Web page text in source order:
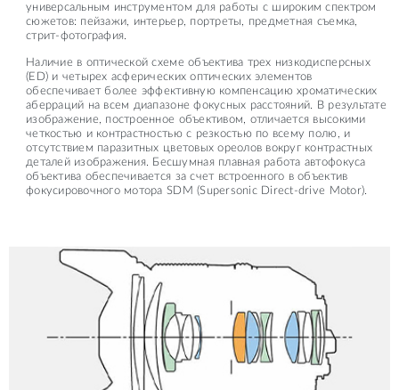
универсальным инструментом для работы с широким спектром
сюжетов: пейзажи, интерьер, портреты, предметная съемка,
стрит-фотография.
Наличие в оптической схеме объектива трех низкодисперсных
(ED) и четырех асферических оптических элементов
обеспечивает более эффективную компенсацию хроматических
аберраций на всем диапазоне фокусных расстояний. В результате
изображение, построенное объективом, отличается высокими
четкостью и контрастностью с резкостью по всему полю, и
отсутствием паразитных цветовых ореолов вокруг контрастных
деталей изображения. Бесшумная плавная работа автофокуса
объектива обеспечивается за счет встроенного в объектив
фокусировочного мотора SDM (Supersonic Direct-drive Motor).